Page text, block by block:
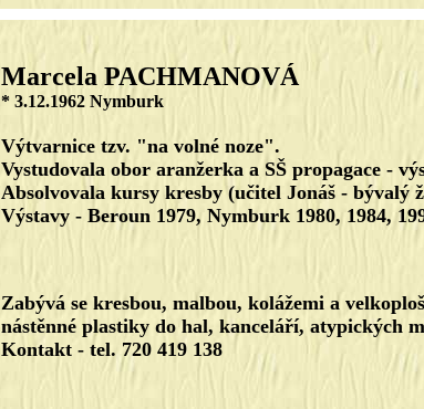
Marcela PACHMANOVÁ
* 3.12.1962 Nymburk
Výtvarnice tzv. "na volné noze".
Vystudovala obor aranžerka a SŠ propagace -
Absolvovala kursy kresby (učitel Jonáš - bývalý
Výstavy - Beroun 1979, Nymburk 1980, 1984,
Zabývá se kresbou, malbou, kolážemi a
nástěnné plastiky do hal, kanceláří, atypických
Kontakt - tel. 720 419 138